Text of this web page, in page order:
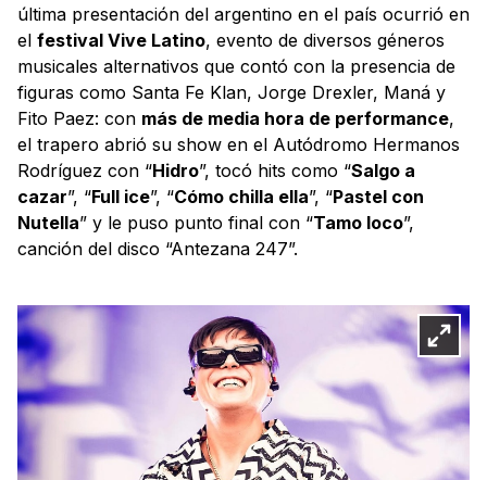
última presentación del argentino en el país ocurrió en
el festival Vive Latino, evento de diversos géneros
musicales alternativos que contó con la presencia de
figuras como Santa Fe Klan, Jorge Drexler, Maná y
Fito Paez: con más de media hora de performance,
el trapero abrió su show en el Autódromo Hermanos
Rodríguez con “Hidro”, tocó hits como “Salgo a
cazar”, “Full ice”, “Cómo chilla ella”, “Pastel con
Nutella” y le puso punto final con “Tamo loco”,
canción del disco “Antezana 247”.